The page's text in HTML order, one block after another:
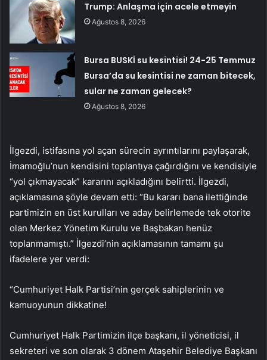
Trump: Anlaşma için acele etmeyin
Ağustos 8, 2026
Bursa BUSKİ su kesintisi! 24-25 Temmuz
Bursa’da su kesintisi ne zaman bitecek,
sular ne zaman gelecek?
Ağustos 8, 2026
İlgezdi, istifasına yol açan sürecin ayrıntılarını paylaşarak,
İmamoğlu’nun kendisini toplantıya çağırdığını ve kendisiyle
“yol çıkmayacak” kararını açıkladığını belirtti. İlgezdi,
açıklamasına şöyle devam etti: “Bu kararı bana ilettiğinde
partimizin en üst kurulları ve aday belirlemede tek otorite
olan Merkez Yönetim Kurulu ve Başbakan henüz
toplanmamıştı.” İlgezdi’nin açıklamasının tamamı şu
ifadelere yer verdi:
“Cumhuriyet Halk Partisi’nin gerçek sahiplerinin ve
kamuoyunun dikkatine!
Cumhuriyet Halk Partimizin ilçe başkanı, il yöneticisi, il
sekreteri ve son olarak 3 dönem Ataşehir Belediye Başkanı